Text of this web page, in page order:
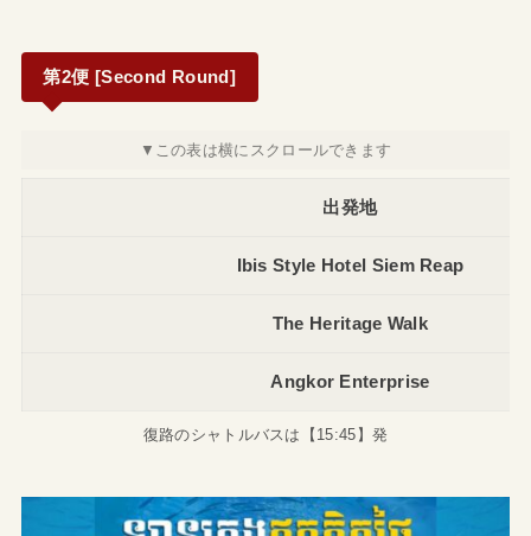
第2便 [Second Round]
出発地
Ibis Style Hotel Siem Reap
The Heritage Walk
Angkor Enterprise
復路のシャトルバスは【15:45】発